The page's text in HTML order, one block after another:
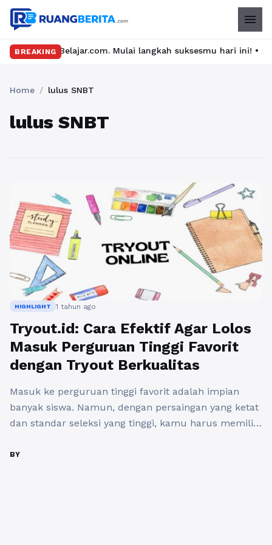
menu
BREAKING
YukBelajar.com. Mulai langkah suksesmu hari ini! • Mau
Home / lulus SNBT
lulus SNBT
HIGHLIGHT 1 tahun ago
Tryout.id: Cara Efektif Agar Lolos
Masuk Perguruan Tinggi Favorit
dengan Tryout Berkualitas
Masuk ke perguruan tinggi favorit adalah impian
banyak siswa. Namun, dengan persaingan yang ketat
dan standar seleksi yang tinggi, kamu harus memiliki
skor UTBK dan SNBT terbaik. Salah satu cara paling
BY